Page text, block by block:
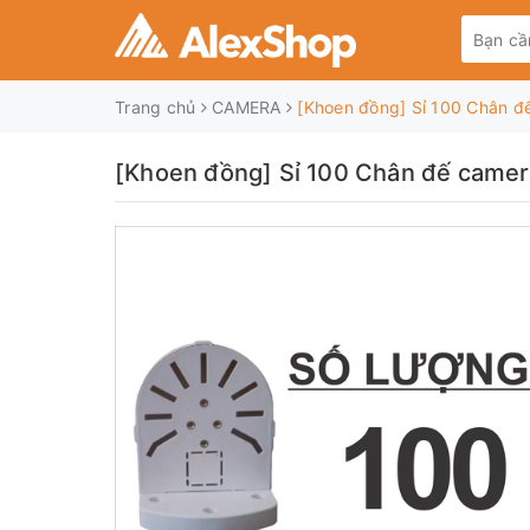
Trang chủ CAMERA [Khoen đồng] Sỉ 100 Chân
[Khoen đồng] Sỉ 100 Chân đế